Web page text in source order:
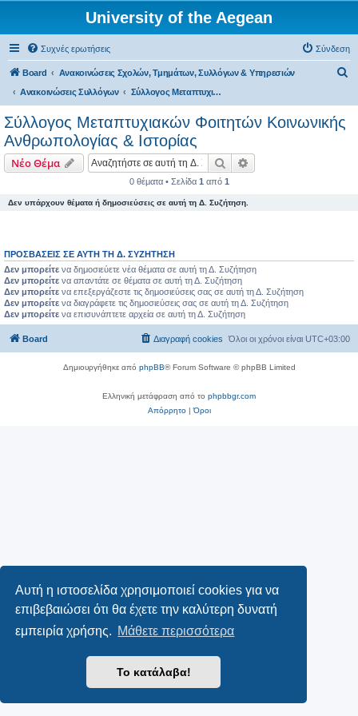
Αυτή η ιστοσελίδα χρησιμοποιεί cookies για να
επιβεβαιώσει ότι θα έχετε την καλύτερη δυνατή
εμπειρία χρήσης. Μάθετε περισσότερα
Το κατάλαβα!
University of the Aegean
Συχνές ερωτήσεις Σύνδεση
Board
Ανακοινώσεις Σχολών, Τμημάτων, Συλλόγων & Υπηρεσιών
Ανακοινώσεις Συλλόγων
Σύλλογος Μεταπτυχιακών Φοιτητών Κοινωνικής Ανθρωπολογίας & Ιστορίας
Σύλλογος Μεταπτυχιακών Φοιτητών Κοινωνικής
Ανθρωπολογίας & Ιστορίας
Νέο Θέμα Αναζήτηση
0 θέματα • Σελίδα 1 από 1
Δεν υπάρχουν θέματα ή δημοσιεύσεις σε αυτή τη Δ. Συζήτηση.
ΠΡΟΣΒΆΣΕΙΣ ΣΕ ΑΥΤΉ ΤΗ Δ. ΣΥΖΉΤΗΣΗ
Δεν μπορείτε να δημοσιεύετε νέα θέματα σε αυτή τη Δ. Συζήτηση
Δεν μπορείτε να απαντάτε σε θέματα σε αυτή τη Δ. Συζήτηση
Δεν μπορείτε να επεξεργάζεστε τις δημοσιεύσεις σας σε αυτή τη Δ. Συζήτηση
Δεν μπορείτε να διαγράφετε τις δημοσιεύσεις σας σε αυτή τη Δ. Συζήτηση
Δεν μπορείτε να επισυνάπτετε αρχεία σε αυτή τη Δ. Συζήτηση
Board Όλοι οι χρόνοι είναι UTC+03:00
Διαγραφή cookies
Δημιουργήθηκε από phpBB® Forum Software © phpBB Limited
Ελληνική μετάφραση από το phpbbgr.com
Απόρρητο|Όροι